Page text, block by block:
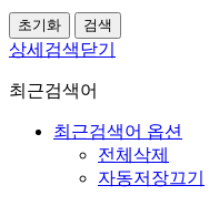
상세검색닫기
최근검색어
최근검색어 옵션
전체삭제
자동저장끄기